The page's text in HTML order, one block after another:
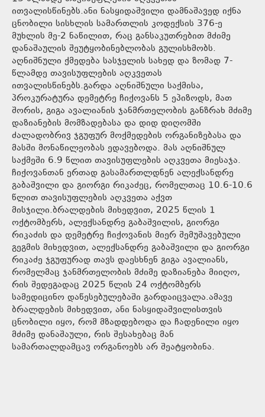
ითვალისწინებს.ანი ნასყიდაშვილი დამნაშავედ იქნა
ცნობილი სისხლის სამართლის კოდექსის 376-ე
მუხლის მე-2 ნაწილით, რაც განსაკუთრებით მძიმე
დანაშაულის შეუტყობინებლობას გულისხმობს.
აღნიშნული ქმედება სასჯელის სახედ და ზომად 7-
წლამდე თავისუფლების აღკვეთას
ითვალისწინებს.გარდა აღნიშნული საქმისა,
პროკურატურა დემეტრე ჩიქოვანს 5 ეპიზოდს, მათ
შორის, გიგა ავალიანის ჯანმრთელობის განზრახ მძიმე
დაზიანების მომზადებასა და დიდ დიღომში
ძალადობრივ ჯგუფურ მოქმედების ორგანიზებასა და
მასში მონაწილეობას ედავებოდა. მას აღნიშნულ
საქმეში 6.9 წლით თავისუფლების აღკვეთა მიესაჯა.
ჩიქოვანთან ერთად გასამართლდნენ ალექსანდრე
გაბაშვილი და გიორგი რიკაძეც, რომელთაც 10.6-10.6
წლით თავისუფლების აღკვეთა აქვთ
მისჯილი.ბრალდების მიხედვით, 2025 წლის 1
ოქტომბერს, ალექსანდრე გაბაშვილის, გიორგი
რიკაძის და დემეტრე ჩიქოვანის მიერ შემუშავებული
გეგმის მიხედვით, ალექსანდრე გაბაშვილი და გიორგი
რიკაძე ჯგუფურად თავს დაესხნენ გიგა ავალიანს,
რომელმაც ჯანმრთელობის მძიმე დაზიანება მიიღო,
რის შედეგადაც 2025 წლის 24 ოქტომბერს
სამედიცინო დაწესებულებაში გარდაიცვალა.ამავე
ბრალდების მიხედვით, ანი ნასყიდაშვილისთვის
ცნობილი იყო, რომ მზადდებოდა და ჩადენილი იყო
მძიმე დანაშაული, რის შესახებაც მან
სამართალდამცავ ორგანოებს არ შეატყობინა.